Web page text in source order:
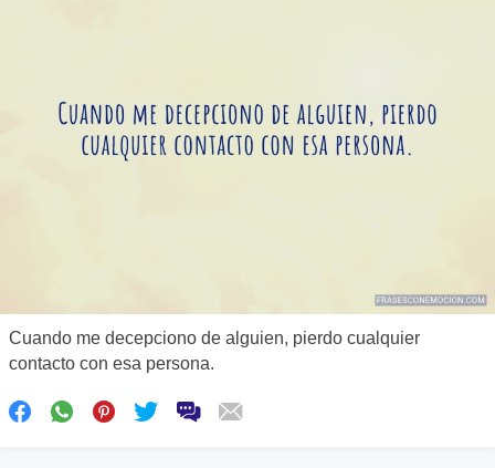
Cuando me decepciono de alguien, pierdo cualquier
contacto con esa persona.